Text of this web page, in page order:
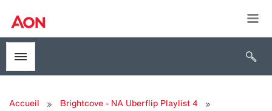
Toggle menubar
Accueil
Brightcove - NA Uberflip Playlist 4